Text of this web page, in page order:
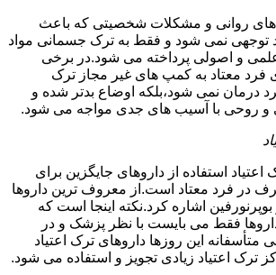
های روانی و مشکلات شخصیتی که باعث
توجهی نمی شود و فقط به ترک جسمانی مواد
و اصولی پرداخته می شود.در برخی
فرد معتاد به کمپ های غیر مجاز ترک
فرد درمان نمی شود،بلکه اوضاع بدتر شده و
و روحی با آسیب های جدی مواجه می شود.
استفاده از داروهای جایگزین برای
در فرد معتاد است.از معروف ترین داروها
اشاره کرد.نکته اینجا است که
فقط می بایست با نظر پزشک و در
این روزها داروهای ترک اعتیاد
ترک اعتیاد زیادی تجویز و استفاده می شود.